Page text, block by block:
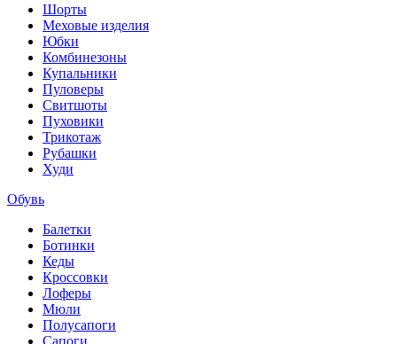
Шорты
Меховые изделия
Юбки
Комбинезоны
Купальники
Пуловеры
Свитшоты
Пуховики
Трикотаж
Рубашки
Худи
Обувь
Балетки
Ботинки
Кеды
Кроссовки
Лоферы
Мюли
Полусапоги
Сапоги